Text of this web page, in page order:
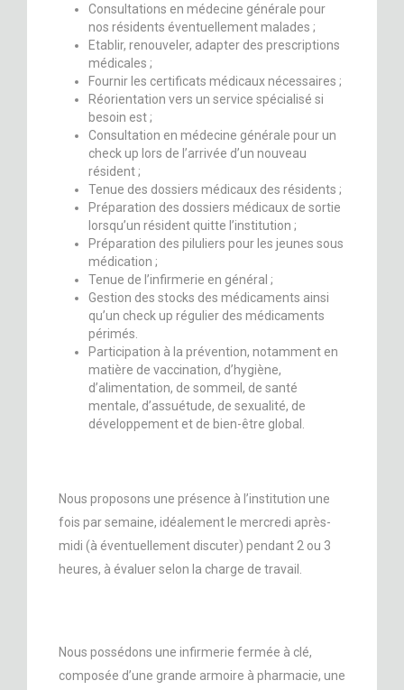
Consultations en médecine générale pour
nos résidents éventuellement malades ;
Etablir, renouveler, adapter des prescriptions
médicales ;
Fournir les certificats médicaux nécessaires ;
Réorientation vers un service spécialisé si
besoin est ;
Consultation en médecine générale pour un
check up lors de l’arrivée d’un nouveau
résident ;
Tenue des dossiers médicaux des résidents ;
Préparation des dossiers médicaux de sortie
lorsqu’un résident quitte l’institution ;
Préparation des piluliers pour les jeunes sous
médication ;
Tenue de l’infirmerie en général ;
Gestion des stocks des médicaments ainsi
qu’un check up régulier des médicaments
périmés.
Participation à la prévention, notamment en
matière de vaccination, d’hygiène,
d’alimentation, de sommeil, de santé
mentale, d’assuétude, de sexualité, de
développement et de bien-être global.
Nous proposons une présence à l’institution une
fois par semaine, idéalement le mercredi après-
midi (à éventuellement discuter) pendant 2 ou 3
heures, à évaluer selon la charge de travail.
Nous possédons une infirmerie fermée à clé,
composée d’une grande armoire à pharmacie, une